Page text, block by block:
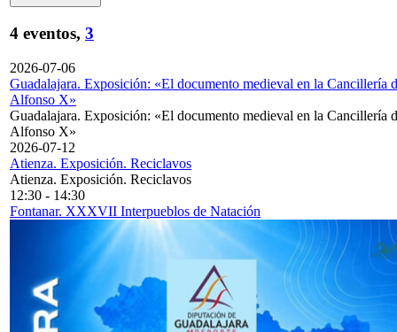
4 eventos, 3
2026-07-06
Guadalajara. Exposición: «El documento medieval en la Cancillería
Alfonso X»
Guadalajara. Exposición: «El documento medieval en la Cancillería
Alfonso X»
2026-07-12
Atienza. Exposición. Reciclavos
Atienza. Exposición. Reciclavos
12:30 - 14:30
Fontanar. XXXVII Interpueblos de Natación